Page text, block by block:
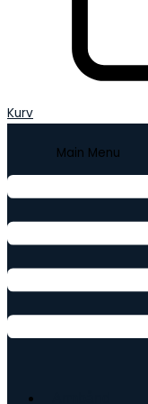
Kurv
Main Menu